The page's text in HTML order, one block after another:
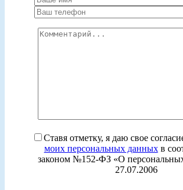
Ставя отметку, я даю свое
моих персональных данныхв
законом №152-ФЗ «О
27.07.2006